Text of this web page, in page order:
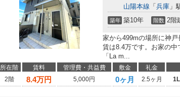
山陽本線 「 兵庫 」
築年 築10年 階数 2階
家から499mの場所に神
賃は8.4万です。お家の中
「La m...
所在階 賃料 管理費・共益費 敷金 礼金
2階
8.4万円 5,000円 0ヶ月 2.5ヶ月